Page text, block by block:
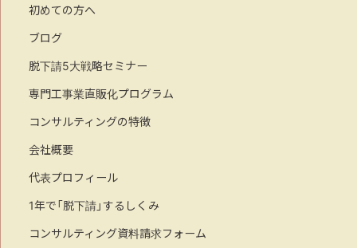
初めての方へ
ブログ
脱下請5大戦略セミナー
専門工事業直販化プログラム
コンサルティングの特徴
会社概要
代表プロフィール
1年で「脱下請」するしくみ
コンサルティング資料請求フォーム